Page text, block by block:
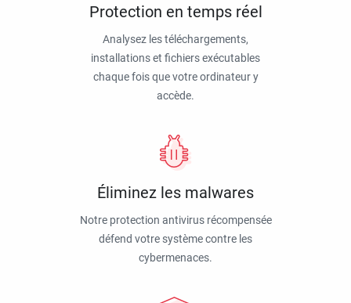
Protection en temps réel
Analysez les téléchargements,
installations et fichiers exécutables
chaque fois que votre ordinateur y
accède.
Éliminez les malwares
Notre protection antivirus récompensée
défend votre système contre les
cybermenaces.